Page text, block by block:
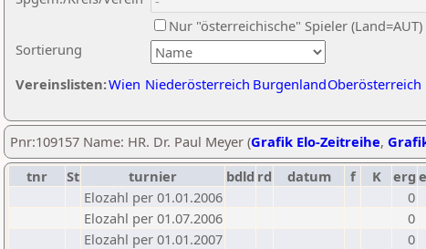
Sortierung
Nur "österreichische" Spieler (Land=AUT)
Vereinslisten:Wien Niederösterreich BurgenlandOberösterreich
Pnr:109157 Name: HR. Dr. Paul Meyer (Grafik Elo-Zeitreihe,
tnr
St turnier bdld rd datum f K erg
Elozahl per 01.01.2006
0
Elozahl per 01.07.2006
0
Elozahl per 01.01.2007
0